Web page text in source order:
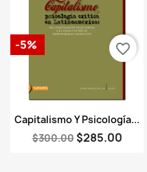
Vista rápida
Capitalismo Y Psicología...
$300.00 $285.00
-5% favorite_border